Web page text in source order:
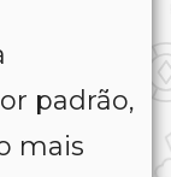
padrão,
mais